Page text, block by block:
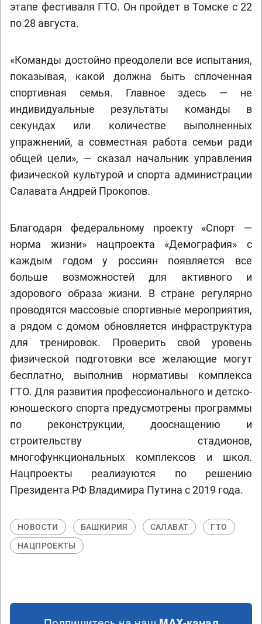
этапе фестиваля ГТО. Он пройдет в Томске с 22
по 28 августа.
«Команды достойно преодолели все испытания,
показывая, какой должна быть сплоченная
спортивная семья. Главное здесь — не
индивидуальные результаты команды в
секундах или количестве выполненных
упражнений, а совместная работа семьи ради
общей цели», — сказал начальник управления
физической культурой и спорта администрации
Салавата Андрей Прокопов.
Благодаря федеральному проекту «Спорт —
норма жизни» нацпроекта «Демография» с
каждым годом у россиян появляется все
больше возможностей для активного и
здорового образа жизни. В стране регулярно
проводятся массовые спортивные мероприятия,
а рядом с домом обновляется инфраструктура
для тренировок. Проверить свой уровень
физической подготовки все желающие могут
бесплатно, выполнив нормативы комплекса
ГТО. Для развития профессионального и детско-
юношеского спорта предусмотрены программы
по реконструкции, дооснащению и
строительству стадионов,
многофункциональных комплексов и школ.
Нацпроекты реализуются по решению
Президента РФ Владимира Путина с 2019 года.
НОВОСТИ БАШКИРИЯ САЛАВАТ
ГТО
НАЦПРОЕКТЫ